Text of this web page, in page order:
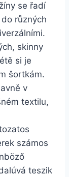
se řadí
různých
skinny
si je
šortkám.
v
textilu,
számos
teszik